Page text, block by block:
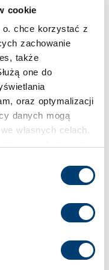
cookie
o. chce korzystać z
zachowanie
także
one do
oraz optymalizacji
danych mogą
własnych celach.
chwili ze
wykorzystywania
sejfy w klasach
przechowywanie